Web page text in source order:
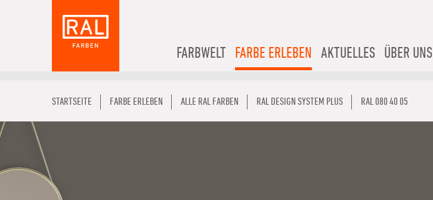
FARBWELT FARBE ERLEBEN AKTUELLES ÜBER UNS
STARTSEITE FARBE ERLEBEN ALLE RAL FARBEN RAL DESIGN SYSTEM PLUS RAL 080 40 05